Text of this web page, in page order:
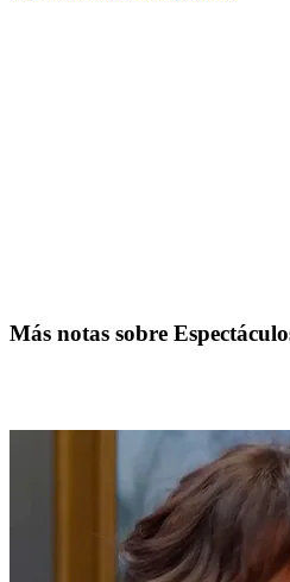
Más notas sobre